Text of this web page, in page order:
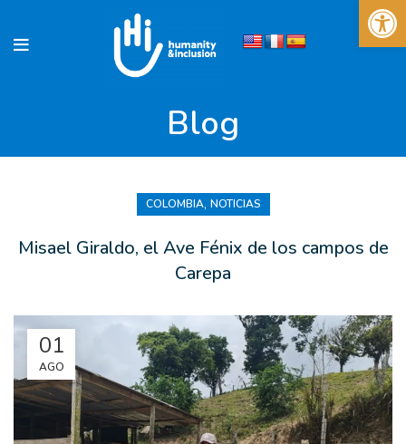
Blog
COLOMBIA, NOTICIAS
Misael Giraldo, el Ave Fénix de los campos de
Carepa
01
AGO